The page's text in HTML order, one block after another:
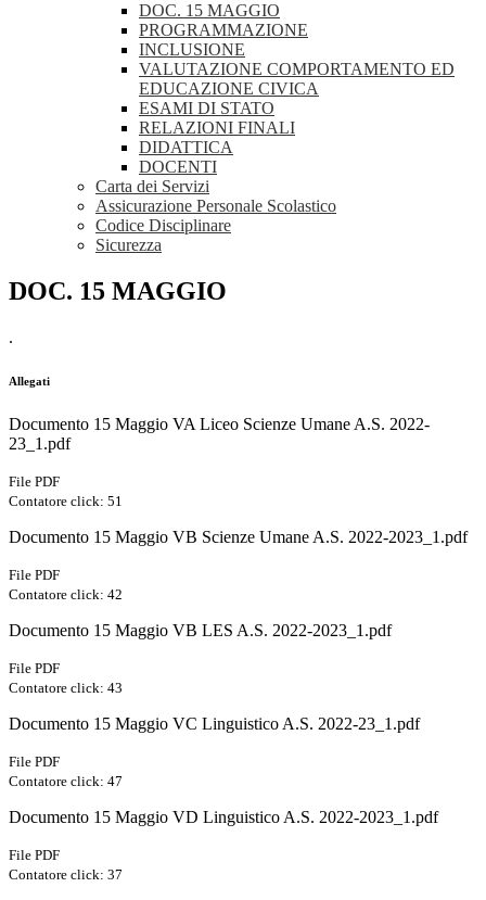
DOC. 15 MAGGIO
PROGRAMMAZIONE
INCLUSIONE
VALUTAZIONE COMPORTAMENTO ED
EDUCAZIONE CIVICA
ESAMI DI STATO
RELAZIONI FINALI
DIDATTICA
DOCENTI
Carta dei Servizi
Assicurazione Personale Scolastico
Codice Disciplinare
Sicurezza
DOC. 15 MAGGIO
.
Allegati
Documento 15 Maggio VA Liceo Scienze Umane A.S. 2022-
23_1.pdf
File PDF
Contatore click: 51
Documento 15 Maggio VB Scienze Umane A.S. 2022-2023_1.pdf
File PDF
Contatore click: 42
Documento 15 Maggio VB LES A.S. 2022-2023_1.pdf
File PDF
Contatore click: 43
Documento 15 Maggio VC Linguistico A.S. 2022-23_1.pdf
File PDF
Contatore click: 47
Documento 15 Maggio VD Linguistico A.S. 2022-2023_1.pdf
File PDF
Contatore click: 37